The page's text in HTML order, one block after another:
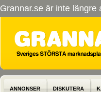
Grannar.se är inte längre
ANNONSER DISKUTERA